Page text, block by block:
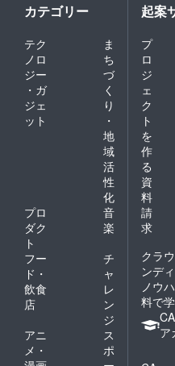
カテゴリー
テク
ノロ
ジー
・ガ
ジェ
ット
ま
ち
づ
く
り
・
地
域
活
性
化
プロ
ダク
ト
音
楽
フー
ド・
飲食
店
チ
ャ
レ
ン
ジ
アニ
メ・
ス
ポ
起案
プ
ロ
ジ
ェ
ク
ト
を
作
る
資
料
請
求
クラ
ンデ
ノウ
料で
ア